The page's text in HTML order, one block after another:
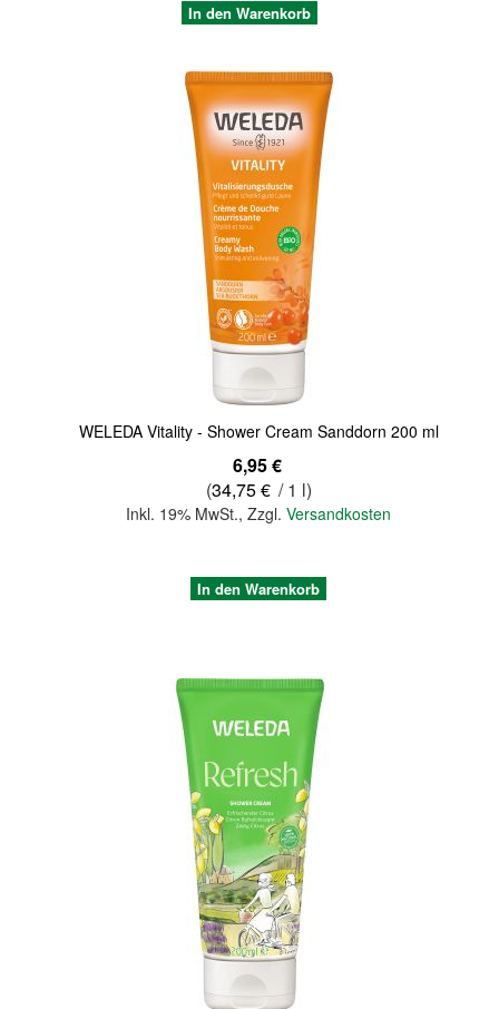
In den Warenkorb
WELEDA Vitality - Shower Cream Sanddorn 200 ml
6,95 €
(34,75 € / 1 l)
Inkl. 19% MwSt.,Zzgl.Versandkosten
In den Warenkorb